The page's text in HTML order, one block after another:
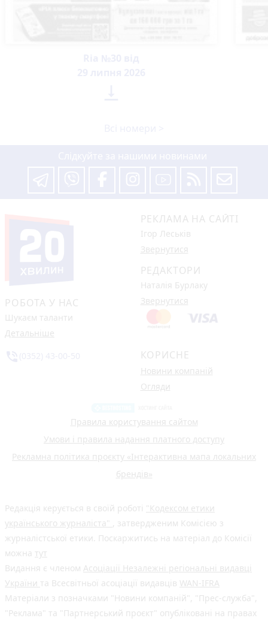
РОБОТА У НАС
Шукаєм таланти
Детальніше
РЕКЛАМА НА САЙТІ
Ігор Леськів
Звернутися
РЕДАКТОРИ
Наталія Бурлаку
Звернутися
КОРИСНЕ
Новини компаній
Огляди
Правила користування сайтом
Умови і правила надання платного доступу
Рекламна політика проєкту «Інтерактивна мапа локальних
брендів»
Редакція керується в своїй роботі "Кодексом етики
українського журналіста" , затвердженим Комісією з
журналістської етики. Поскаржитись на матеріал до Комісії
можна тут
Видання є членом Асоціації Незалежні регіональні видавці
України та Всесвітньої асоціації видавців WAN-IFRA
Матеріали з позначками "Новини компаній", "Прес-служба",
"Реклама" та "Партнерський проєкт" опубліковані на правах